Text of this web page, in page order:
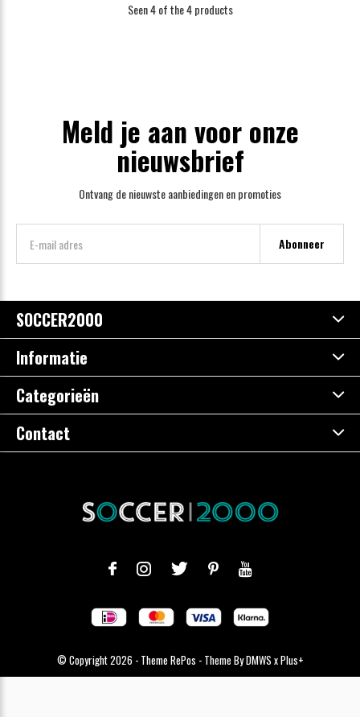
Seen 4 of the 4 products
Meld je aan voor onze
nieuwsbrief
Ontvang de nieuwste aanbiedingen en promoties
Abonneer
SOCCER2000
Informatie
Categorieën
Contact
© Copyright2026 - Theme RePos - Theme ByDMWS xPlus+